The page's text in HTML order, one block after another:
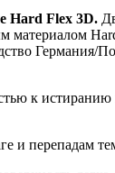
Hard Flex 3D.
материалом
Германия/
к истиранию
и перепадам